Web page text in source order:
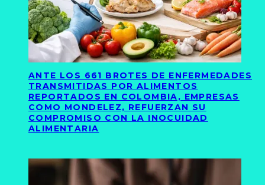
ANTE LOS 661 BROTES DE ENFERMEDADES
TRANSMITIDAS POR ALIMENTOS
REPORTADOS EN COLOMBIA, EMPRESAS
COMO MONDELEZ, REFUERZAN SU
COMPROMISO CON LA INOCUIDAD
ALIMENTARIA